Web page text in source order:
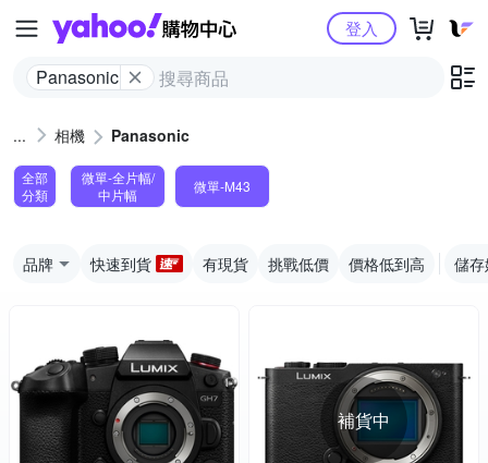
Yahoo購物中心
Panasonic
登入
相機 Panasonic
全部
分類
微單-全片幅/
中片幅
微單-M43
品牌 快速到貨 有現貨 挑戰低價 價格低到高 儲
補貨中